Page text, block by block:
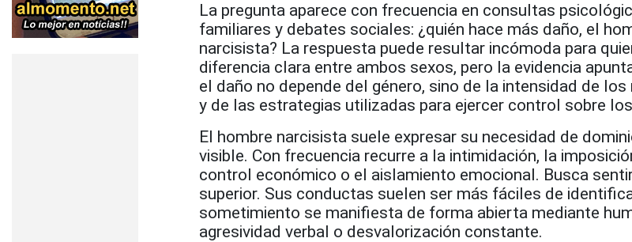
La pregunta aparece con frecuencia en consultas
familiares y debates sociales: ¿quién hace más daño, el
narcisista? La respuesta puede resultar incómoda para
diferencia clara entre ambos sexos, pero la evidencia
el daño no depende del género, sino de la intensidad de
y de las estrategias utilizadas para ejercer control sobre
El hombre narcisista suele expresar su necesidad de
visible. Con frecuencia recurre a la intimidación, la
control económico o el aislamiento emocional. Busca
superior. Sus conductas suelen ser más fáciles de
sometimiento se manifiesta de forma abierta mediante
agresividad verbal o desvalorización constante.